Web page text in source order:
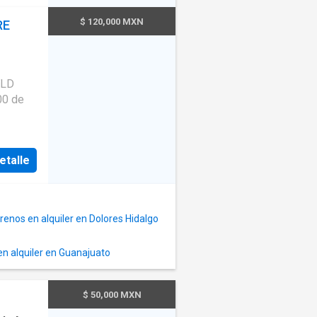
de
patio
$ 120,000 MXN
en alquiler en Dolores Hidalgo
alquiler en Guanajuato
$ 50,000 MXN